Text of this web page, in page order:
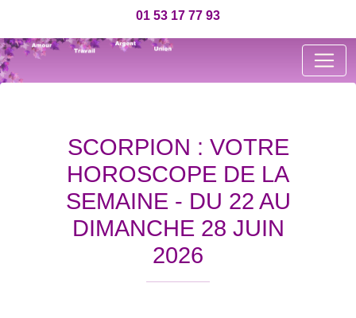
01 53 17 77 93
SCORPION : VOTRE
HOROSCOPE DE LA
SEMAINE - DU 22 AU
DIMANCHE 28 JUIN
2026